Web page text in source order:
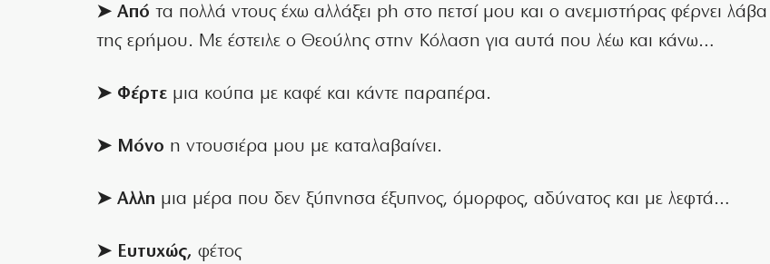
➤ Από τα πολλά ντους έχω αλλάξει ph στο πετσί μου και ο ανεμιστήρας φέρνει λάβα
της ερήμου. Με έστειλε ο Θεούλης στην Κόλαση για αυτά που λέω και κάνω…
➤ Φέρτε μια κούπα με καφέ και κάντε παραπέρα.
➤ Μόνο η ντουσιέρα μου με καταλαβαίνει.
➤ Αλλη μια μέρα που δεν ξύπνησα έξυπνος, όμορφος, αδύνατος και με λεφτά…
➤ Ευτυχώς, φέτος